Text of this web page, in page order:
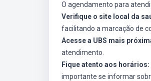
O agendamento para
Verifique o site local da
facilitando a marcação de
Acesse a UBS mais
atendimento.
Fique atento aos horários:
importante se informar